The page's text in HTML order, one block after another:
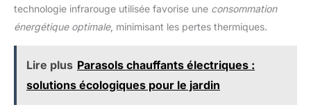
technologie infrarouge utilisée favorise une consommation
énergétique optimale, minimisant les pertes thermiques.
Lire plus Parasols chauffants électriques :
solutions écologiques pour le jardin